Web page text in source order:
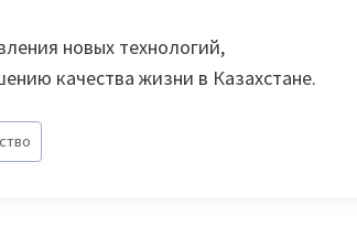
новых технологий,
качества жизни в Казахстане.